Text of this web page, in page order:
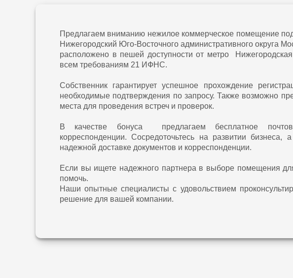
Предлагаем вниманию нежилое коммерческое помещение
Нижегородский Юго-Восточного административного округа
расположено в пешей доступности от метро
всем требованиям 21 ИФНС.
Собственник гарантирует успешное прохождение
необходимые подтверждения по запросу. Также возможно
места для проведения встреч и проверок.
В качестве бонуса предлагаем бесплатное
корреспонденции. Сосредоточьтесь на развитии
надежной доставке документов и корреспонденции.
Если вы ищете надежного партнера в выборе помещения
помочь.
Наши опытные специалисты с удовольствием
решение для вашей компании.